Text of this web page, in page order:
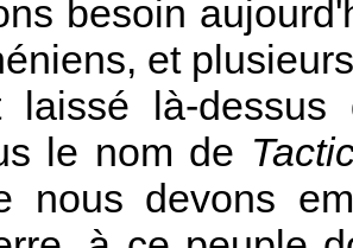
besoin
et
laissé là-dessus
le nom de
nous devons